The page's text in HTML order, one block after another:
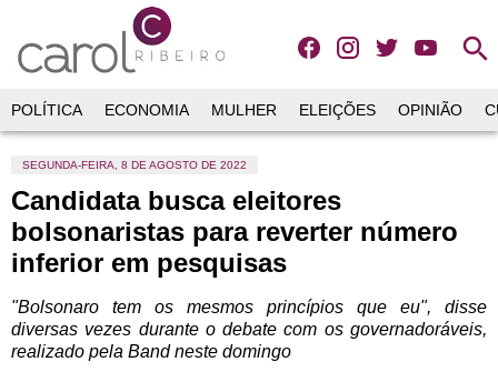
search
POLÍTICA ECONOMIA MULHER ELEIÇÕES OPINIÃO
SEGUNDA-FEIRA, 8 DE AGOSTO DE 2022
Candidata busca eleitores
bolsonaristas para reverter número
inferior em pesquisas
"Bolsonaro tem os mesmos princípios que eu", disse
diversas vezes durante o debate com os governadoráveis,
realizado pela Band neste domingo